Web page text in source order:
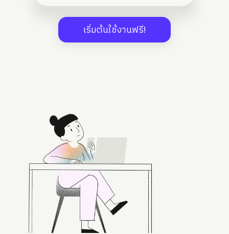
เริ่มต้นใช้งานฟรี!